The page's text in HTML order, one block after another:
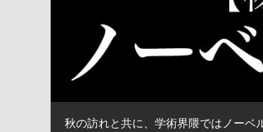
秋の訪れと共に、学術界隈ではノーベ